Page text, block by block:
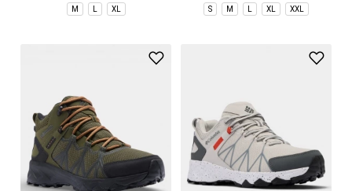
M XL S M XL XXL